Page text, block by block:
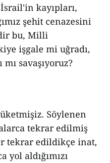
İsrail'in kayıpları,
şehit cenazesini
bu, Milli
işgale mi uğradı,
savaşıyoruz?
Söylenen
tekrar edilmiş
tekrar edildikçe inat,
yol aldığımızı